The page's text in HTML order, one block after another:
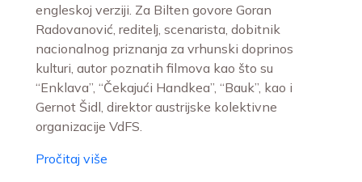
engleskoj verziji. Za Bilten govore Goran
Radovanović, reditelj, scenarista, dobitnik
nacionalnog priznanja za vrhunski doprinos
kulturi, autor poznatih filmova kao što su
“Enklava”, “Čekajući Handkea”, “Bauk”, kao i
Gernot Šidl, direktor austrijske kolektivne
organizacije VdFS.
Pročitaj više